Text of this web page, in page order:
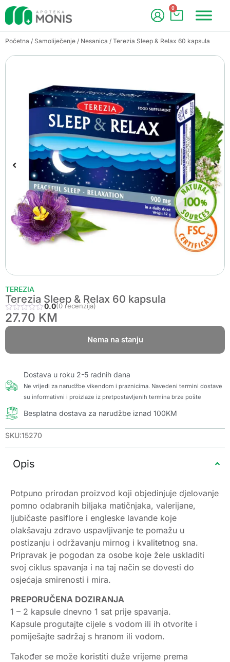
0
Početna / Samoliječenje / Nesanica / Terezia Sleep & Relax 60 kapsula
TEREZIA
Terezia Sleep & Relax 60 kapsula
0.0(0 recenzija)
27.70 KM
Nema na stanju
Dostava u roku 2-5 radnih dana
Ne vrijedi za narudžbe vikendom i praznicima. Navedeni termini dostave
su informativni i proizlaze iz pretpostavljenih termina brze pošte
Besplatna dostava za narudžbe iznad 100KM
SKU:15270
Opis
Potpuno prirodan proizvod koji objedinjuje djelovanje
pomno odabranih biljaka matičnjaka, valerijane,
ljubičaste pasiflore i engleske lavande koje
olakšavaju zdravo uspavljivanje te pomažu u
postizanju i održavanju mirnog i kvalitetnog sna.
Pripravak je pogodan za osobe koje žele uskladiti
svoj ciklus spavanja i na taj način se dovesti do
osjećaja smirenosti i mira.
PREPORUČENA DOZIRANJA
1 – 2 kapsule dnevno 1 sat prije spavanja.
Kapsule progutajte cijele s vodom ili ih otvorite i
pomiješajte sadržaj s hranom ili vodom.
Također se može koristiti duže vrijeme prema